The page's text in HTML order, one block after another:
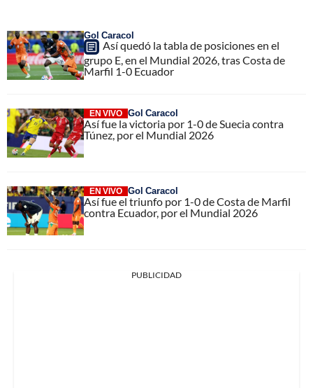
Gol Caracol
Así quedó la tabla de posiciones en el
grupo E, en el Mundial 2026, tras Costa de
Marfil 1-0 Ecuador
EN VIVO Gol Caracol
Así fue la victoria por 1-0 de Suecia contra
Túnez, por el Mundial 2026
EN VIVO Gol Caracol
Así fue el triunfo por 1-0 de Costa de Marfil
contra Ecuador, por el Mundial 2026
PUBLICIDAD